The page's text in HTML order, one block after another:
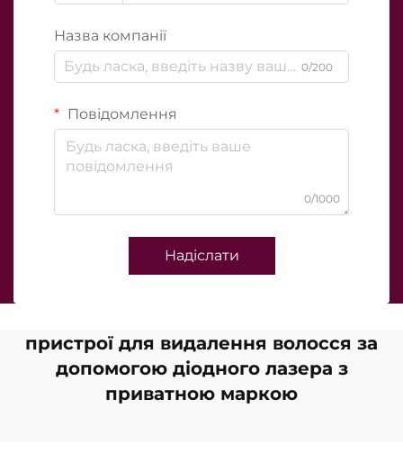
Назва компанії
0/200
Повідомлення
0/1000
Надіслати
пристрої для видалення волосся за
допомогою діодного лазера з
приватною маркою